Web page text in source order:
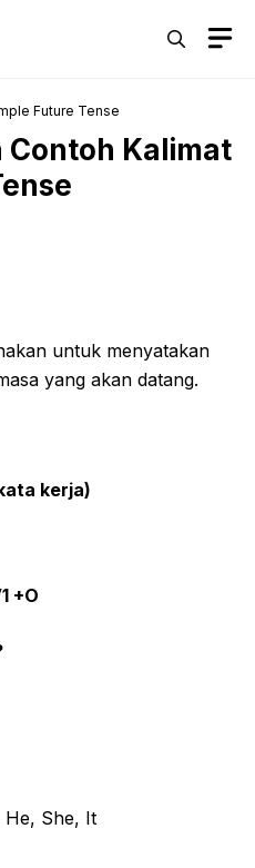
Future Tense
Kalimat
untuk menyatakan
yang akan datang.
kerja)
+O
He, She, It